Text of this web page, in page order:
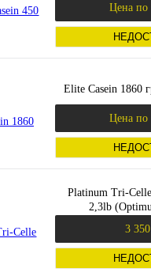
Цена по
Elite Casein 1860
Цена по
Platinum Tri-
2,3lb
3 350